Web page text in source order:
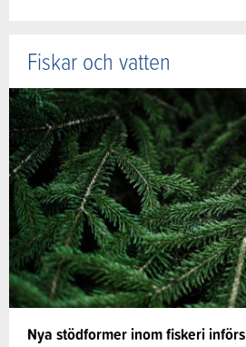
Nya stödformer inom fiskeri införs
Fiskar och vatten